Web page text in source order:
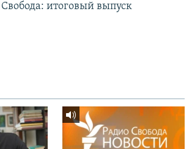
итоговый выпуск